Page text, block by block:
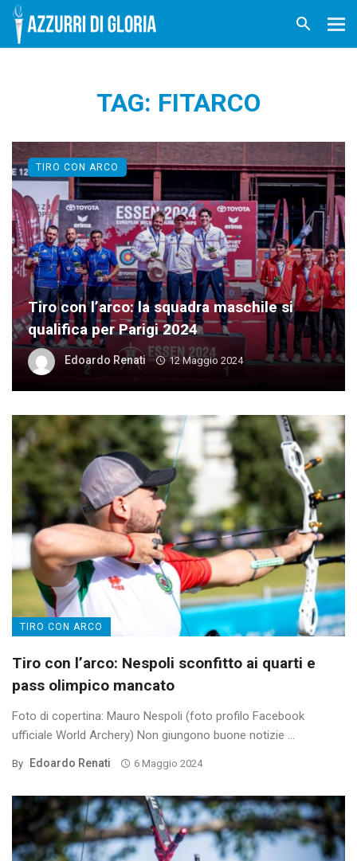
TAG: FITARCO
Tiro con l’arco: la squadra maschile si
qualifica per Parigi 2024
Edoardo Renati 12 Maggio 2024
TIRO CON ARCO
TIRO CON ARCO
Tiro con l’arco: Nespoli sconfitto ai quarti e
pass olimpico mancato
Foto di copertina: Mauro Nespoli (foto profilo Facebook
ufficiale World Archery) Non giungono buone notizie ...
By Edoardo Renati 6 Maggio 2024